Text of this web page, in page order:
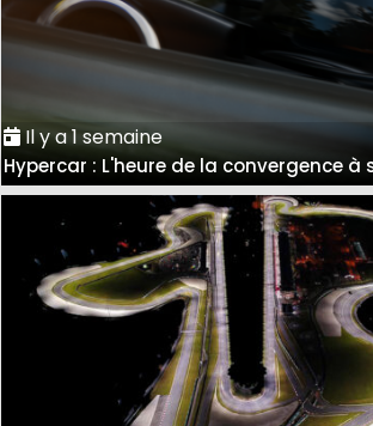
Il y a 1 semaine
Hypercar : L'heure de la convergence à